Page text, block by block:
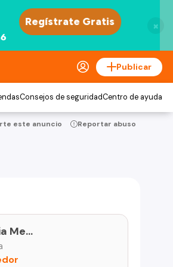
×
Publicar
Consejos de seguridadCentro de ayuda
este anuncio Reportar abuso
Valentina Candia Meza